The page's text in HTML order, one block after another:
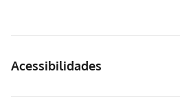
Acessibilidades